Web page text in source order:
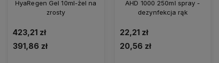
HyaRegen Gel 10ml-żel na
zrosty
423,21 zł
391,86 zł
AHD 1000 250ml spray -
dezynfekcja rąk
22,21 zł
20,56 zł